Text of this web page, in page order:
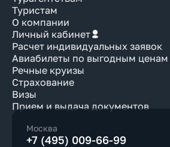
Туристам
О компании
Личный кабинет
Расчет индивидуальных заявок
Авиабилеты по выгодным ценам
Речные круизы
Страхование
Визы
Прием и выдача документов
Москва
+7 (495) 009-66-99